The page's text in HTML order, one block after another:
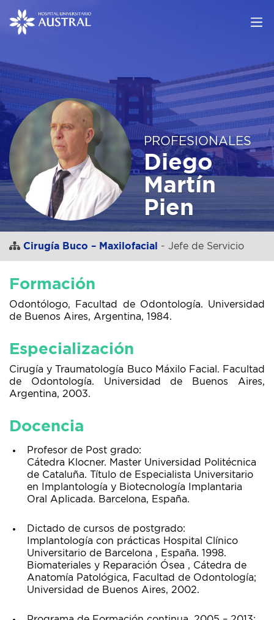
PROFESIONALES
Diego
Martín
Pien
Cirugía Buco – Maxilofacial - Jefe de Servicio
Formación
Odontólogo, Facultad de Odontología. Universidad
de Buenos Aires, Argentina, 1984.
Especialización
Cirugía y Traumatología Buco Máxilo Facial. Facultad
de Odontología. Universidad de Buenos Aires,
Argentina, 2003.
Docencia
Profesor de Post grado:
Cátedra Klocner. Master Universidad Politécnica
de Cataluña. Título de Especialista Universitario
en Implantología y Biotecnología Implantaria
Oral Aplicada. Barcelona, España.
Dictado de cursos de postgrado:
Implantología con prácticas Hospital Clínico
Universitario de Barcelona , España. 1998.
Biomateriales y Reparación Ósea , Cátedra de
Anatomía Patológica, Facultad de Odontología;
Universidad de Buenos Aires, 2002.